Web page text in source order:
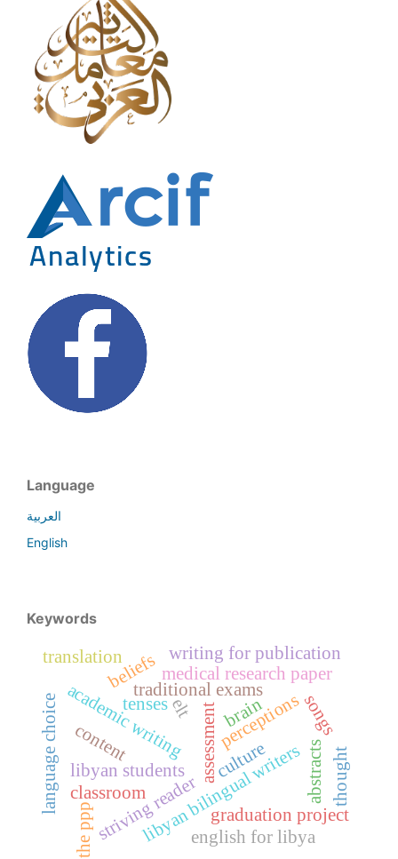
Language
العربية
English
Keywords
traditional exams
assessment
libyan studentslibyan bilingual writers
medical research paper
writing for publication
language choice
graduation project
academic writing
striving reader
culture
perceptionssongs
classroom abstracts
beliefs
elt
content
english for libya
tenses
thought
brain
translation
the ppp